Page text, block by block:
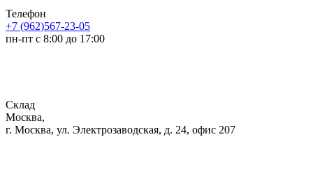
Телефон
+7 (962)567-23-05
пн-пт с 8:00 до 17:00
Склад
Москва,
г. Москва, ул. Электрозаводская, д. 24, офис 207